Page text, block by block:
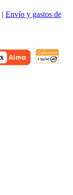
| Envío y gastos de